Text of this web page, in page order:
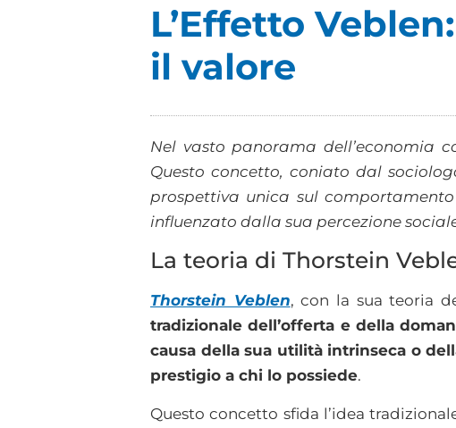
L’Effetto
il valore
Nel vasto panorama dell’economia
Questo concetto, coniato dal
prospettiva unica sul
influenzato dalla sua percezione
La teoria di Thorstein
Thorstein Veblen, con la sua teoria
tradizionale dell’offerta e della
causa della sua utilità intrinseca o
prestigio a chi lo possiede.
Questo concetto sfida l’idea